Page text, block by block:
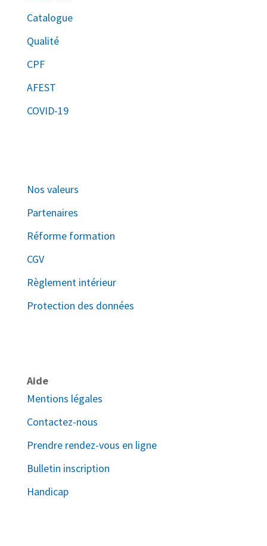
Catalogue
Qualité
CPF
AFEST
COVID-19
Nos valeurs
Partenaires
Réforme formation
CGV
Règlement intérieur
Protection des données
Aide
Mentions légales
Contactez-nous
Prendre rendez-vous en ligne
Bulletin inscription
Handicap